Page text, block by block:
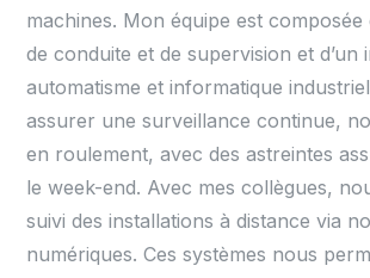
machines. Mon équipe est composée
de conduite et de supervision et d’un
automatisme et informatique
assurer une surveillance continue,
en roulement, avec des astreintes
le week-end. Avec mes collègues,
suivi des installations à distance via
numériques. Ces systèmes nous